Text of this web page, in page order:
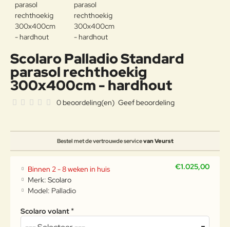
Scolaro Palladio Standard
parasol rechthoekig
300x400cm - hardhout
Bestel met de vertrouwde servicevan Veurst
0 beoordeling(en) Geef beoordeling
€1.025,00
Binnen 2 - 8 weken in huis
Merk: Scolaro
Model: Palladio
Scolaro volant